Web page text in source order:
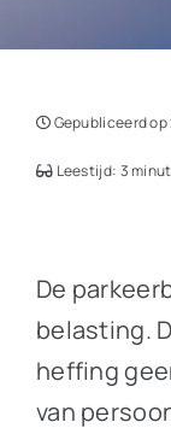
Gepubliceerd op
Leestijd: 3
De
belasting.
heffing
van